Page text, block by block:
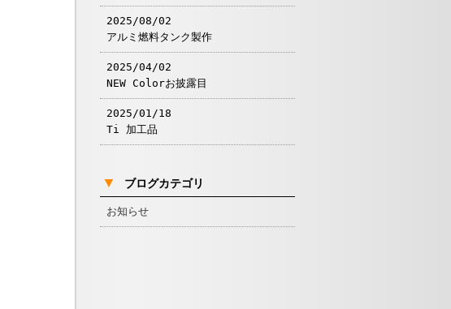
2025/08/02
アルミ燃料タンク製作
2025/04/02
NEW Colorお披露目
2025/01/18
Ti 加工品
▼ ブログカテゴリ
お知らせ